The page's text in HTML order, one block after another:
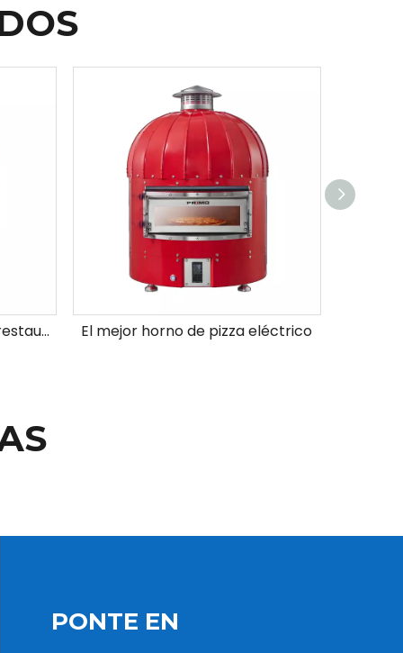
Horno de pizza a gas para restaurante El mejor horno de pizza eléctrico
PONTE EN